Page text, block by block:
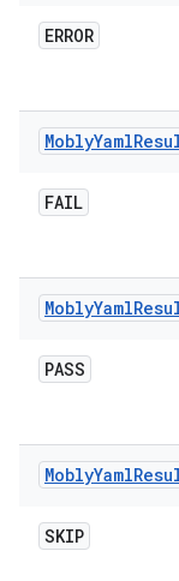
ERROR
MoblyYaml
FAIL
MoblyYaml
PASS
MoblyYaml
SKIP